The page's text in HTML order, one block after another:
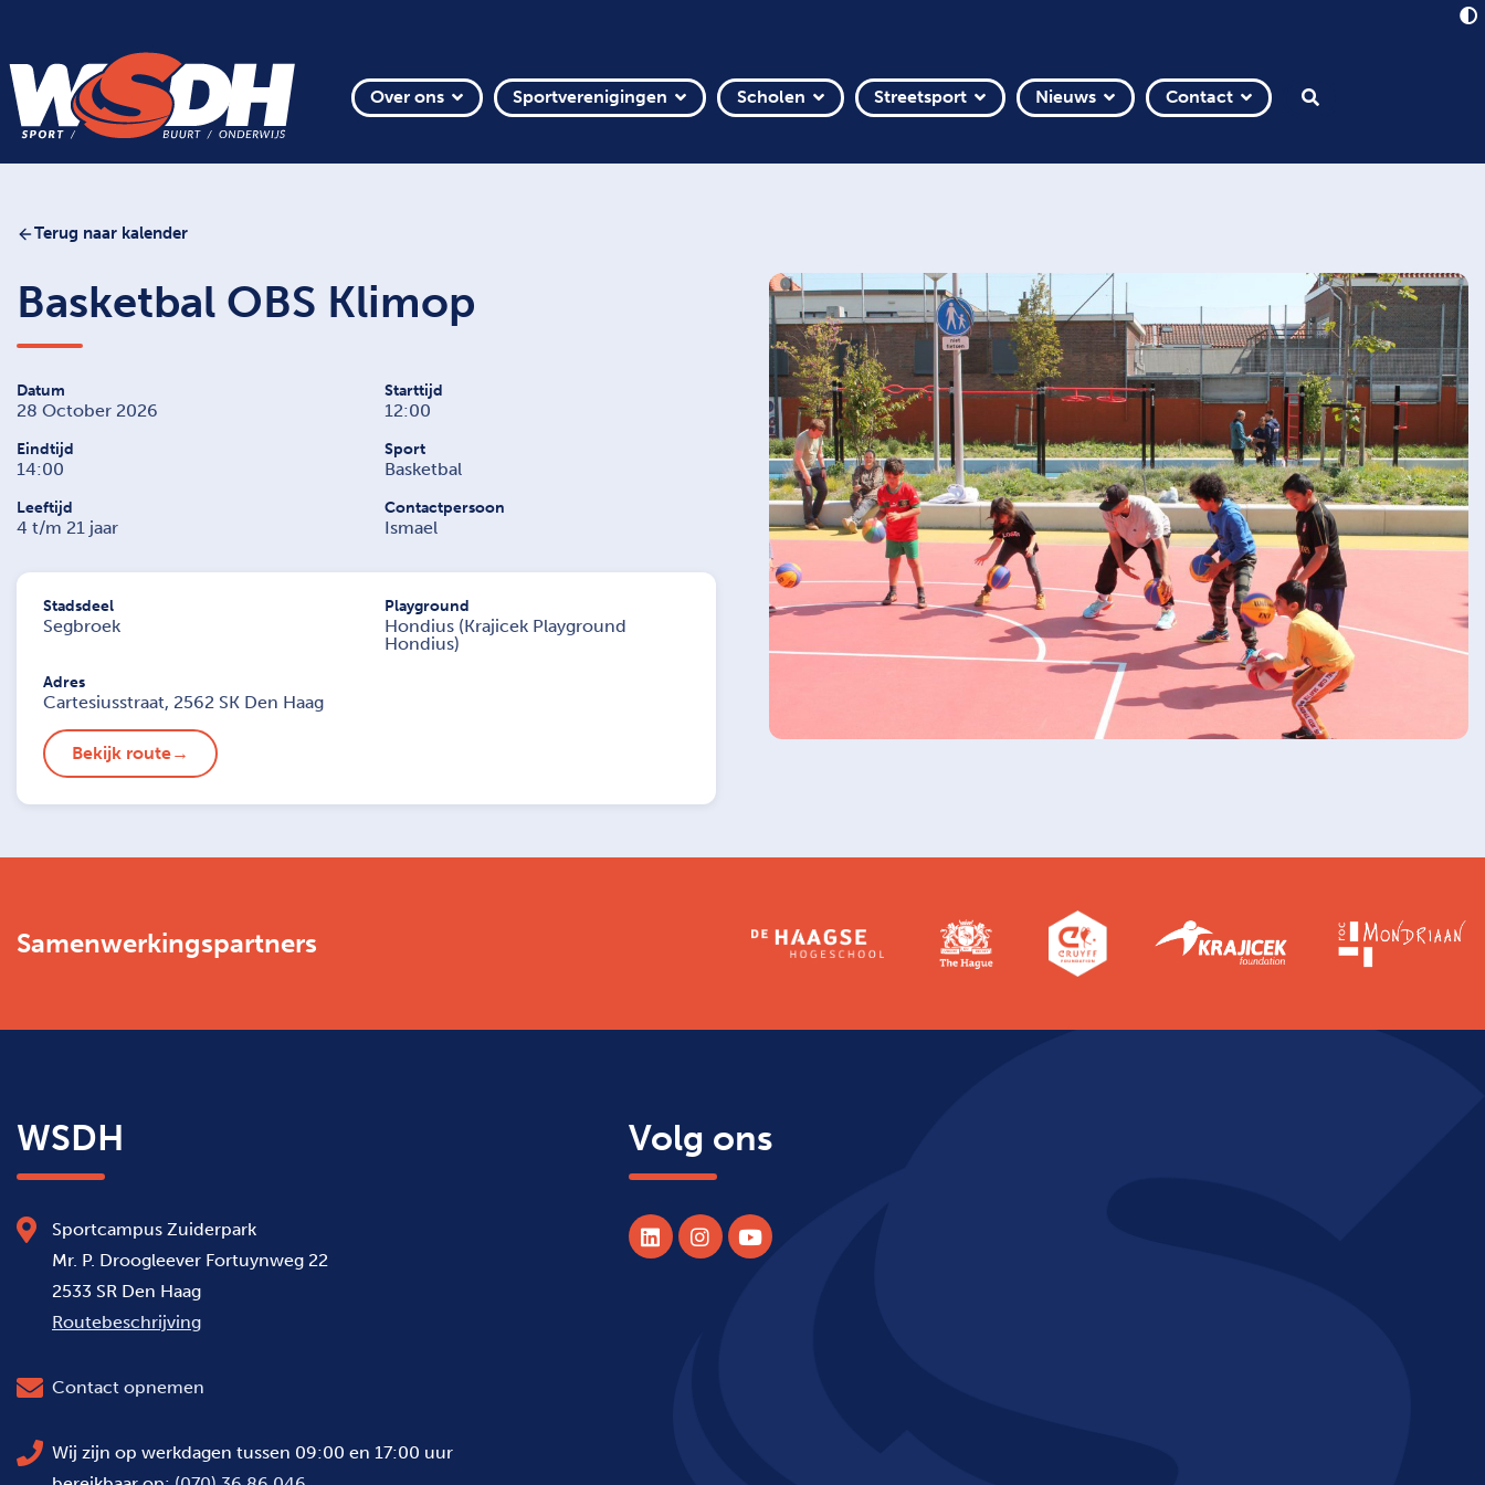
Over ons Sportverenigingen Scholen Streetsport Nieuws Contact
Terug naar kalender
Basketbal OBS Klimop
Datum
28 October 2026
Starttijd
12:00
Eindtijd
14:00
Sport
Basketbal
Leeftijd
4 t/m 21 jaar
Contactpersoon
Ismael
Stadsdeel
Segbroek
Playground
Hondius (Krajicek Playground
Hondius)
Adres
Cartesiusstraat, 2562 SK Den Haag
Bekijk route
Samenwerkingspartners
WSDH
Sportcampus Zuiderpark
Mr. P. Droogleever Fortuynweg 22
2533 SR Den Haag
Routebeschrijving
Contact opnemen
Wij zijn op werkdagen tussen 09:00 en 17:00 uur
Volg ons